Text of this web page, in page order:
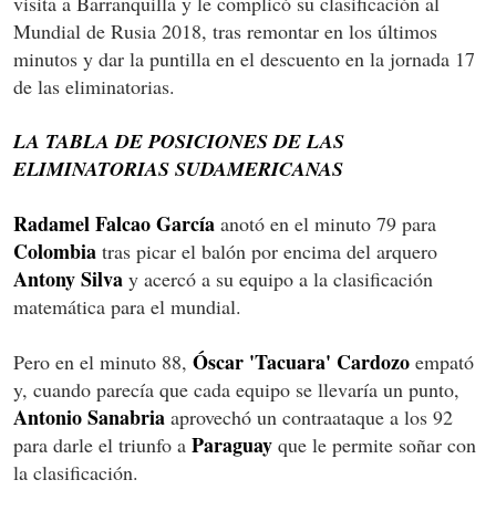
Mundial de Rusia 2018, tras remontar en los últimos
minutos y dar la puntilla en el descuento en la jornada 17
de las eliminatorias.
LA TABLA DE POSICIONES DE LAS
ELIMINATORIAS SUDAMERICANAS
Radamel Falcao García anotó en el minuto 79 para
Colombia tras picar el balón por encima del arquero
Antony Silva y acercó a su equipo a la clasificación
matemática para el mundial.
Pero en el minuto 88, Óscar 'Tacuara' Cardozo empató
y, cuando parecía que cada equipo se llevaría un punto,
Antonio Sanabria aprovechó un contraataque a los 92
para darle el triunfo a Paraguay que le permite soñar con
la clasificación.